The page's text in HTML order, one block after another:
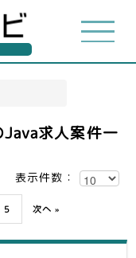
ージャー案件
求人案件一
表示件数：
5 次へ »